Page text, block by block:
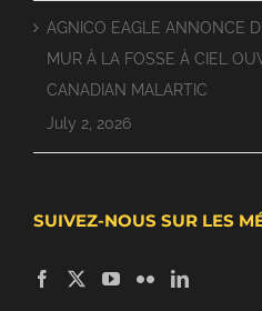
AGNICO EAGLE ANNONCE
MUR À LA FOSSE À CIEL
CANADIAN MALARTIC
July 2, 2026
SUIVEZ-NOUS SUR LES